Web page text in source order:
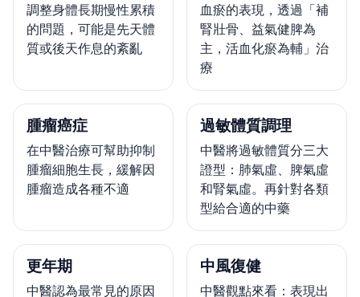
調整身體長期慢性累積
的問題，可能是先天體
質或後天作息的紊亂
血瘀的表現，透過「補
腎壯骨、益氣健脾為
主，活血化瘀為輔」治
療
腫瘤癌症
在中醫治療可幫助抑制
腫瘤細胞生長，緩解因
腫瘤造成各種不適
過敏體質調理
中醫將過敏體質分三大
證型：肺氣虛、脾氣虛
和腎氣虛。再針對各類
型給合適的中藥
更年期
中醫認為最常見的原因
中風復健
中醫觀點來看：表現出